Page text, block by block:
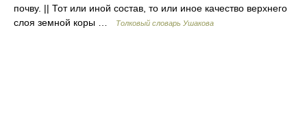
почву. || Тот или иной состав, то или иное качество верхнего
слоя земной коры …
Толковый словарь Ушакова